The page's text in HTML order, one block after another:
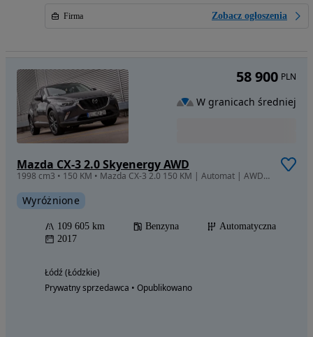
Firma Zobacz ogłoszenia
Mazda CX-3 2.0 Skyenergy AWD
1998 cm3 • 150 KM • Mazda CX-3 2.0 150 KM | Automat | AWD 4x4 | Bogate wyposażenie
Wyróżnione
109 605 km Benzyna
Automatyczna
2017
Łódź (Łódzkie)
Prywatny sprzedawca • Opublikowano
58 900 PLN
W granicach średniej